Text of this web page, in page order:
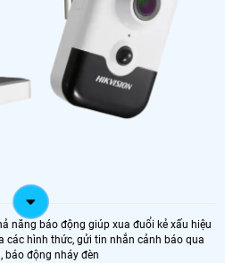
năng báo động giúp xua đuổi kẻ xấu hiệu
các hình thức, gửi tin nhắn cảnh báo qua
báo động nháy đèn